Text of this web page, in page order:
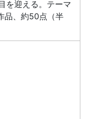
を迎える。テーマ
品、約50点（半